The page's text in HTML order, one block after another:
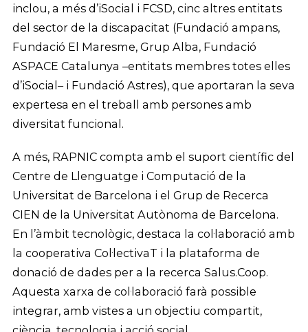
inclou, a més d’iSocial i FCSD, cinc altres entitats
del sector de la discapacitat (Fundació ampans,
Fundació El Maresme, Grup Alba, Fundació
ASPACE Catalunya –entitats membres totes elles
d’iSocial– i Fundació Astres), que aportaran la seva
expertesa en el treball amb persones amb
diversitat funcional.
A més, RAPNIC compta amb el suport científic del
Centre de Llenguatge i Computació de la
Universitat de Barcelona i el Grup de Recerca
CIEN de la Universitat Autònoma de Barcelona.
En l’àmbit tecnològic, destaca la col·laboració amb
la cooperativa Col·lectivaT i la plataforma de
donació de dades per a la recerca Salus.Coop.
Aquesta xarxa de col·laboració farà possible
integrar, amb vistes a un objectiu compartit,